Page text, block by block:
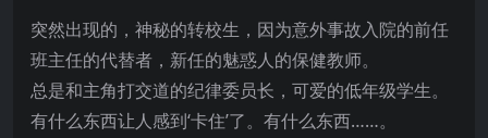
突然出现的，神秘的转校生，因为意外事故入院的前任
班主任的代替者，新任的魅惑人的保健教师。
总是和主角打交道的纪律委员长，可爱的低年级学生。
有什么东西让人感到‘卡住’了。有什么东西……。